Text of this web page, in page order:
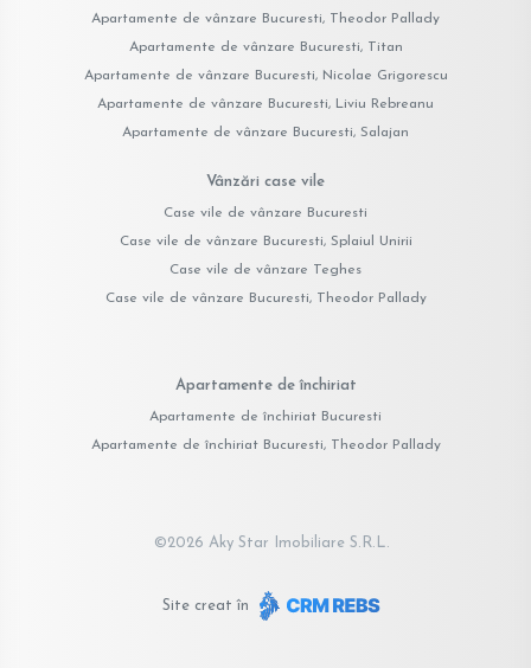
Apartamente de vânzare Bucuresti, Theodor Pallady
Apartamente de vânzare Bucuresti, Titan
Apartamente de vânzare Bucuresti, Nicolae Grigorescu
Apartamente de vânzare Bucuresti, Liviu Rebreanu
Apartamente de vânzare Bucuresti, Salajan
Vânzări case vile
Case vile de vânzare Bucuresti
Case vile de vânzare Bucuresti, Splaiul Unirii
Case vile de vânzare Teghes
Case vile de vânzare Bucuresti, Theodor Pallady
Apartamente de închiriat
Apartamente de închiriat Bucuresti
Apartamente de închiriat Bucuresti, Theodor Pallady
©2026 Aky Star Imobiliare S.R.L.
Site creat în